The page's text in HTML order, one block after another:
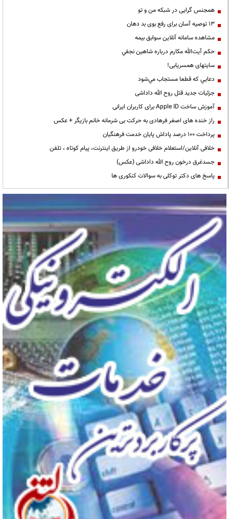
همجنس گرایی در شبکه من و تو
13 توصیه آسان برای رفع بوی بد دهان
مشاهده سامانه آنلاين سوابق بیمه
حكم آيت‌الله مكارم درباره شاهين نجفي
سایتهای همسریابی!
دعايي كه قطعا مستجاب مي‌شود
جزئیات جدید قتل روح الله داداشی
آموزش ساخت Apple ID برای کاربران ایرانی
راز خنده های اصغر فرهادی به حرکت بی شرمانه خانم بازیگر + عکس
پرداخت ۱۰۰ درصد پاداش پایان خدمت فرهنگیان
خلافی آنلاین/استعلام خلافی خودرو از طریق اینترنت، پیام کوتاه ، تلفن
جسدغرق درخون روح الله داداشی (عکس)
پاسخ های دکتر توکلی به سوالات کنکوری ها